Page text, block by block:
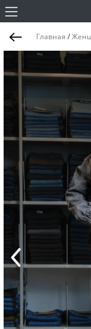
Главная /